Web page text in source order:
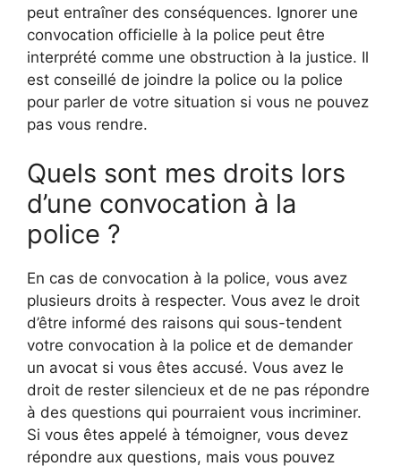
peut entraîner des conséquences. Ignorer une
convocation officielle à la police peut être
interprété comme une obstruction à la justice. Il
est conseillé de joindre la police ou la police
pour parler de votre situation si vous ne pouvez
pas vous rendre.
Quels sont mes droits lors
d’une convocation à la
police ?
En cas de convocation à la police, vous avez
plusieurs droits à respecter. Vous avez le droit
d’être informé des raisons qui sous-tendent
votre convocation à la police et de demander
un avocat si vous êtes accusé. Vous avez le
droit de rester silencieux et de ne pas répondre
à des questions qui pourraient vous incriminer.
Si vous êtes appelé à témoigner, vous devez
répondre aux questions, mais vous pouvez